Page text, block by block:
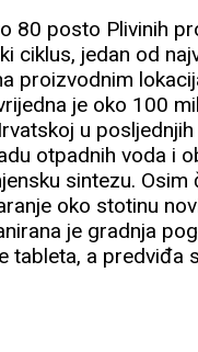
80 posto Plivinih
ciklus, jedan od
proizvodnim
je oko 100
u
otpadnih voda i
sintezu. Osim
oko stotinu
je gradnja
tableta, a predviđa